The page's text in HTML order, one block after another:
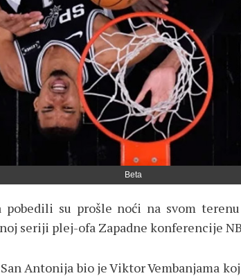
Beta
pobedili su prošle noći na svom
seriji plej-ofa Zapadne konferencije
Antonija bio je Viktor Vembanjama